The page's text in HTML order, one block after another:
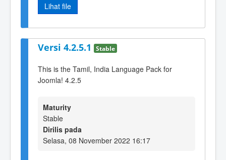
Lihat file
Versi 4.2.5.1 Stable
This is the Tamil, India Language Pack for
Joomla! 4.2.5
Maturity
Stable
Dirilis pada
Selasa, 08 November 2022 16:17